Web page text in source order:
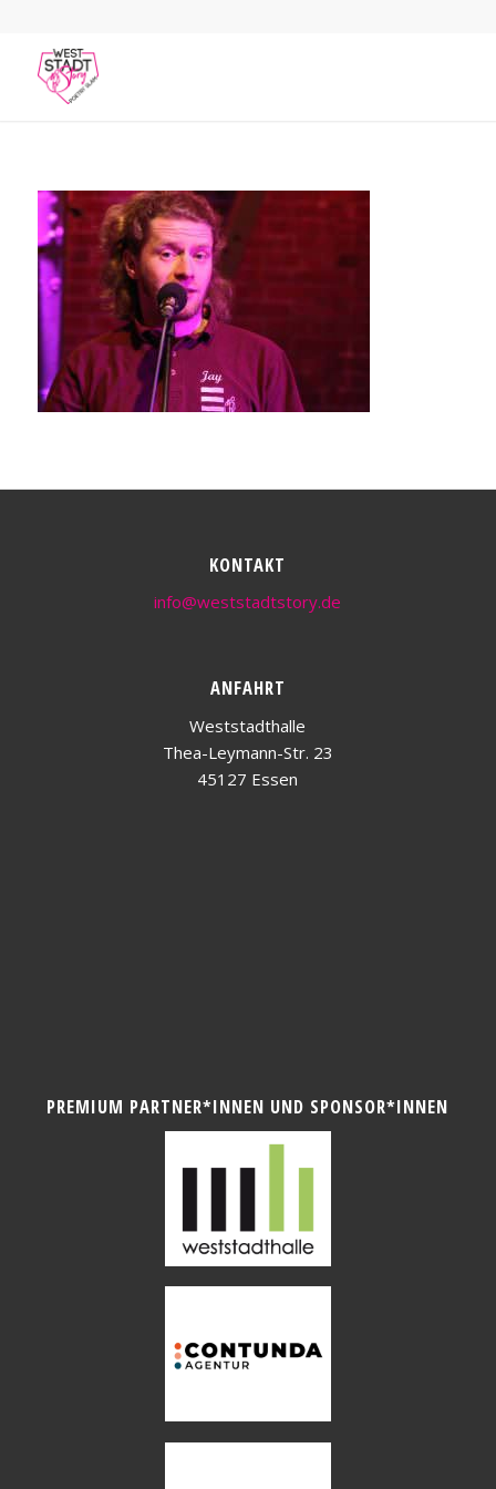
KONTAKT
info@weststadtstory.de
ANFAHRT
Weststadthalle
Thea-Leymann-Str. 23
45127 Essen
PREMIUM PARTNER*INNEN UND SPONSOR*INNEN